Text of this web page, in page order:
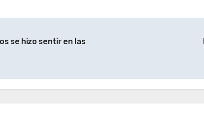
se hizo sentir en las